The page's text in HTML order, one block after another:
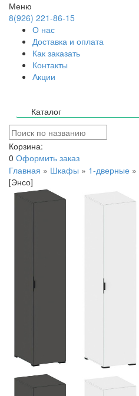
Меню
8(926) 221-86-15
О нас
Доставка и оплата
Как заказать
Контакты
Акции
Каталог
Корзина:
0 Оформить заказ
Главная » Шкафы » 1-дверные »
[Энсо]